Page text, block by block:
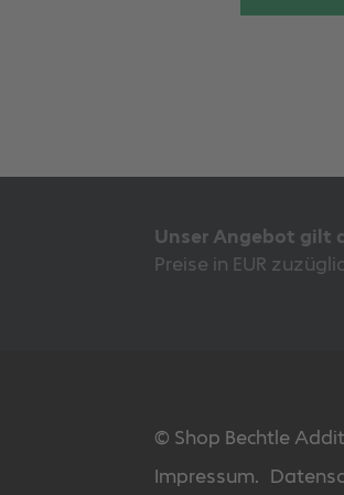
Unser Angebot gilt
Preise in EUR
© Shop Bechtle
Impressum.